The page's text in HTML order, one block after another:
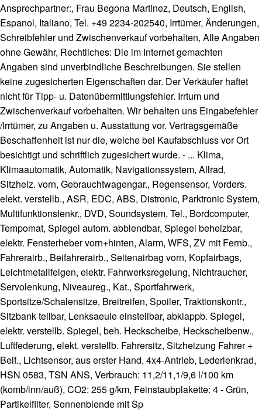
Ansprechpartner:, Frau Begona Martinez, Deutsch, English,
Espanol, Italiano, Tel. +49 2234-202540, Irrtümer, Änderungen,
Schreibfehler und Zwischenverkauf vorbehalten, Alle Angaben
ohne Gewähr, Rechtliches: Die im Internet gemachten
Angaben sind unverbindliche Beschreibungen. Sie stellen
keine zugesicherten Eigenschaften dar. Der Verkäufer haftet
nicht für Tipp- u. Datenübermittlungsfehler. Irrtum und
Zwischenverkauf vorbehalten. Wir behalten uns Eingabefehler
/Irrtümer, zu Angaben u. Ausstattung vor. Vertragsgemäße
Beschaffenheit ist nur die, welche bei Kaufabschluss vor Ort
besichtigt und schriftlich zugesichert wurde. - ... Klima,
Klimaautomatik, Automatik, Navigationssystem, Allrad,
Sitzheiz. vorn, Gebrauchtwagengar., Regensensor, Vorders.
elekt. verstellb., ASR, EDC, ABS, Distronic, Parktronic System,
Multifunktionslenkr., DVD, Soundsystem, Tel., Bordcomputer,
Tempomat, Spiegel autom. abblendbar, Spiegel beheizbar,
elektr. Fensterheber vorn+hinten, Alarm, WFS, ZV mit Fernb.,
Fahrerairb., Beifahrerairb., Seitenairbag vorn, Kopfairbags,
Leichtmetallfelgen, elektr. Fahrwerksregelung, Nichtraucher,
Servolenkung, Niveaureg., Kat., Sportfahrwerk,
Sportsitze/Schalensitze, Breitreifen, Spoiler, Traktionskontr.,
Sitzbank teilbar, Lenksaeule einstellbar, abklappb. Spiegel,
elektr. verstellb. Spiegel, beh. Heckscheibe, Heckscheibenw.,
Luftfederung, elekt. verstellb. Fahrersitz, Sitzheizung Fahrer +
Beif., Lichtsensor, aus erster Hand, 4x4-Antrieb, Lederlenkrad,
HSN 0583, TSN ANS, Verbrauch: 11,2/11,1/9,6 l/100 km
(komb/inn/auß), CO2: 255 g/km, Feinstaubplakette: 4 - Grün,
Partikelfilter, Sonnenblende mit Sp